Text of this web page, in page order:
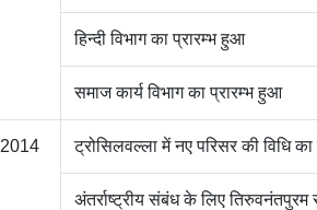
हिन्दी विभाग का प्रारम्भ हुआ
समाज कार्य विभाग का प्रारम्भ हुआ
2014 ट्रोसिलवल्ला में नए परिसर की विधि
अंतर्राष्ट्रीय संबंध के लिए